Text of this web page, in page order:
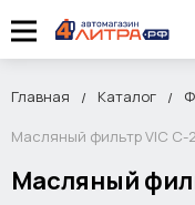
Главная Каталог
Масляный фильтр VIC C-
Масляный